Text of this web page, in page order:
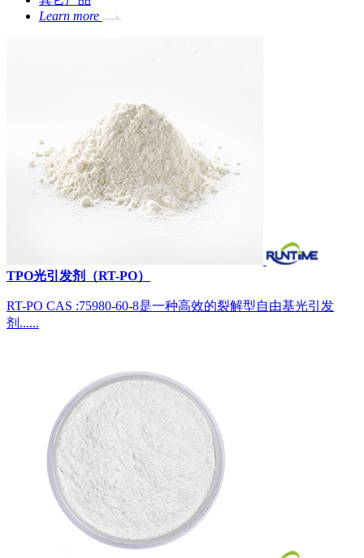
Learn more
TPO光引发剂（RT-PO）
RT-PO CAS :75980-60-8是一种高效的裂解型自由基光引发
剂......